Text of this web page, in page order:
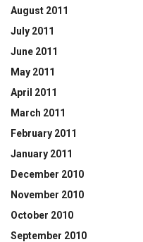
August 2011
July 2011
June 2011
May 2011
April 2011
March 2011
February 2011
January 2011
December 2010
November 2010
October 2010
September 2010